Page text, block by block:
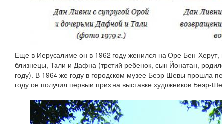
Еще в Иерусалиме он в 1962 году женился на Оре Бен-Херут,
близнецы, Тали и Дафна (третий ребенок, сын Йонатан,
году). В 1964 же году в городском музее Беэр-Шевы прошла
году он получил первый приз на выставке художников Беэр-